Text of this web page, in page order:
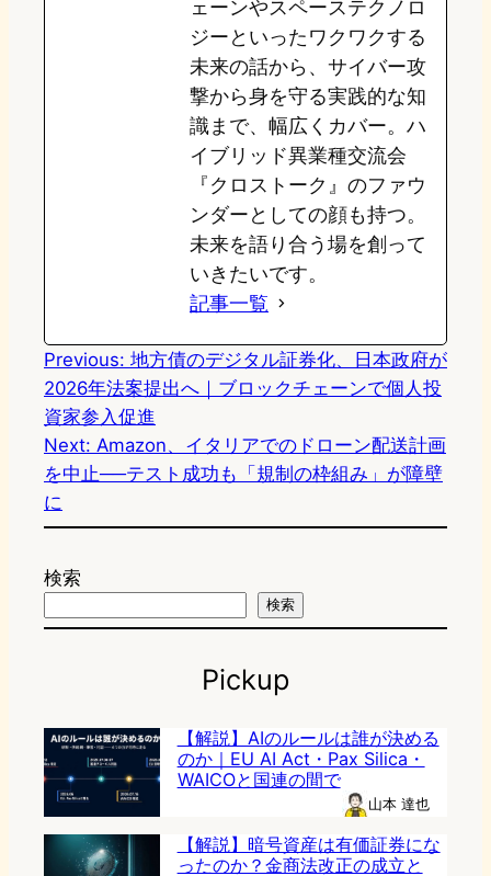
ェーンやスペーステクノロ
ジーといったワクワクする
未来の話から、サイバー攻
撃から身を守る実践的な知
識まで、幅広くカバー。ハ
イブリッド異業種交流会
『クロストーク』のファウ
ンダーとしての顔も持つ。
未来を語り合う場を創って
いきたいです。
記事一覧
Previous: 地方債のデジタル証券化、日本政府が
2026年法案提出へ｜ブロックチェーンで個人投
資家参入促進
Next: Amazon、イタリアでのドローン配送計画
を中止──テスト成功も「規制の枠組み」が障壁
に
検索
検索
Pickup
【解説】AIのルールは誰が決める
のか｜EU AI Act・Pax Silica・
WAICOと国連の間で
山本 達也
【解説】暗号資産は有価証券にな
ったのか？金商法改正の成立と